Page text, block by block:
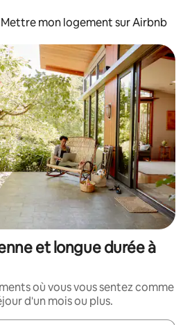
Mettre mon logement sur Airbnb
et longue durée à
où vous vous sentez comme
d'un mois ou plus.